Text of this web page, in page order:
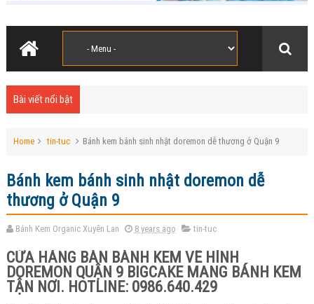
Bài viết nổi bật
Home tin-tuc Bánh kem bánh sinh nhật doremon dễ thương ở Quận 9
Bánh kem bánh sinh nhật doremon dễ
thương ở Quận 9
Bánh Kem Organic Xuyên Lan 8 years ago tin-tuc
CỬA HÀNG BÁN BÁNH KEM VẼ HÌNH
DOREMON QUẬN 9 BIGCAKE MANG BÁNH KEM
TẬN NƠI. HOTLINE: 0986.640.429